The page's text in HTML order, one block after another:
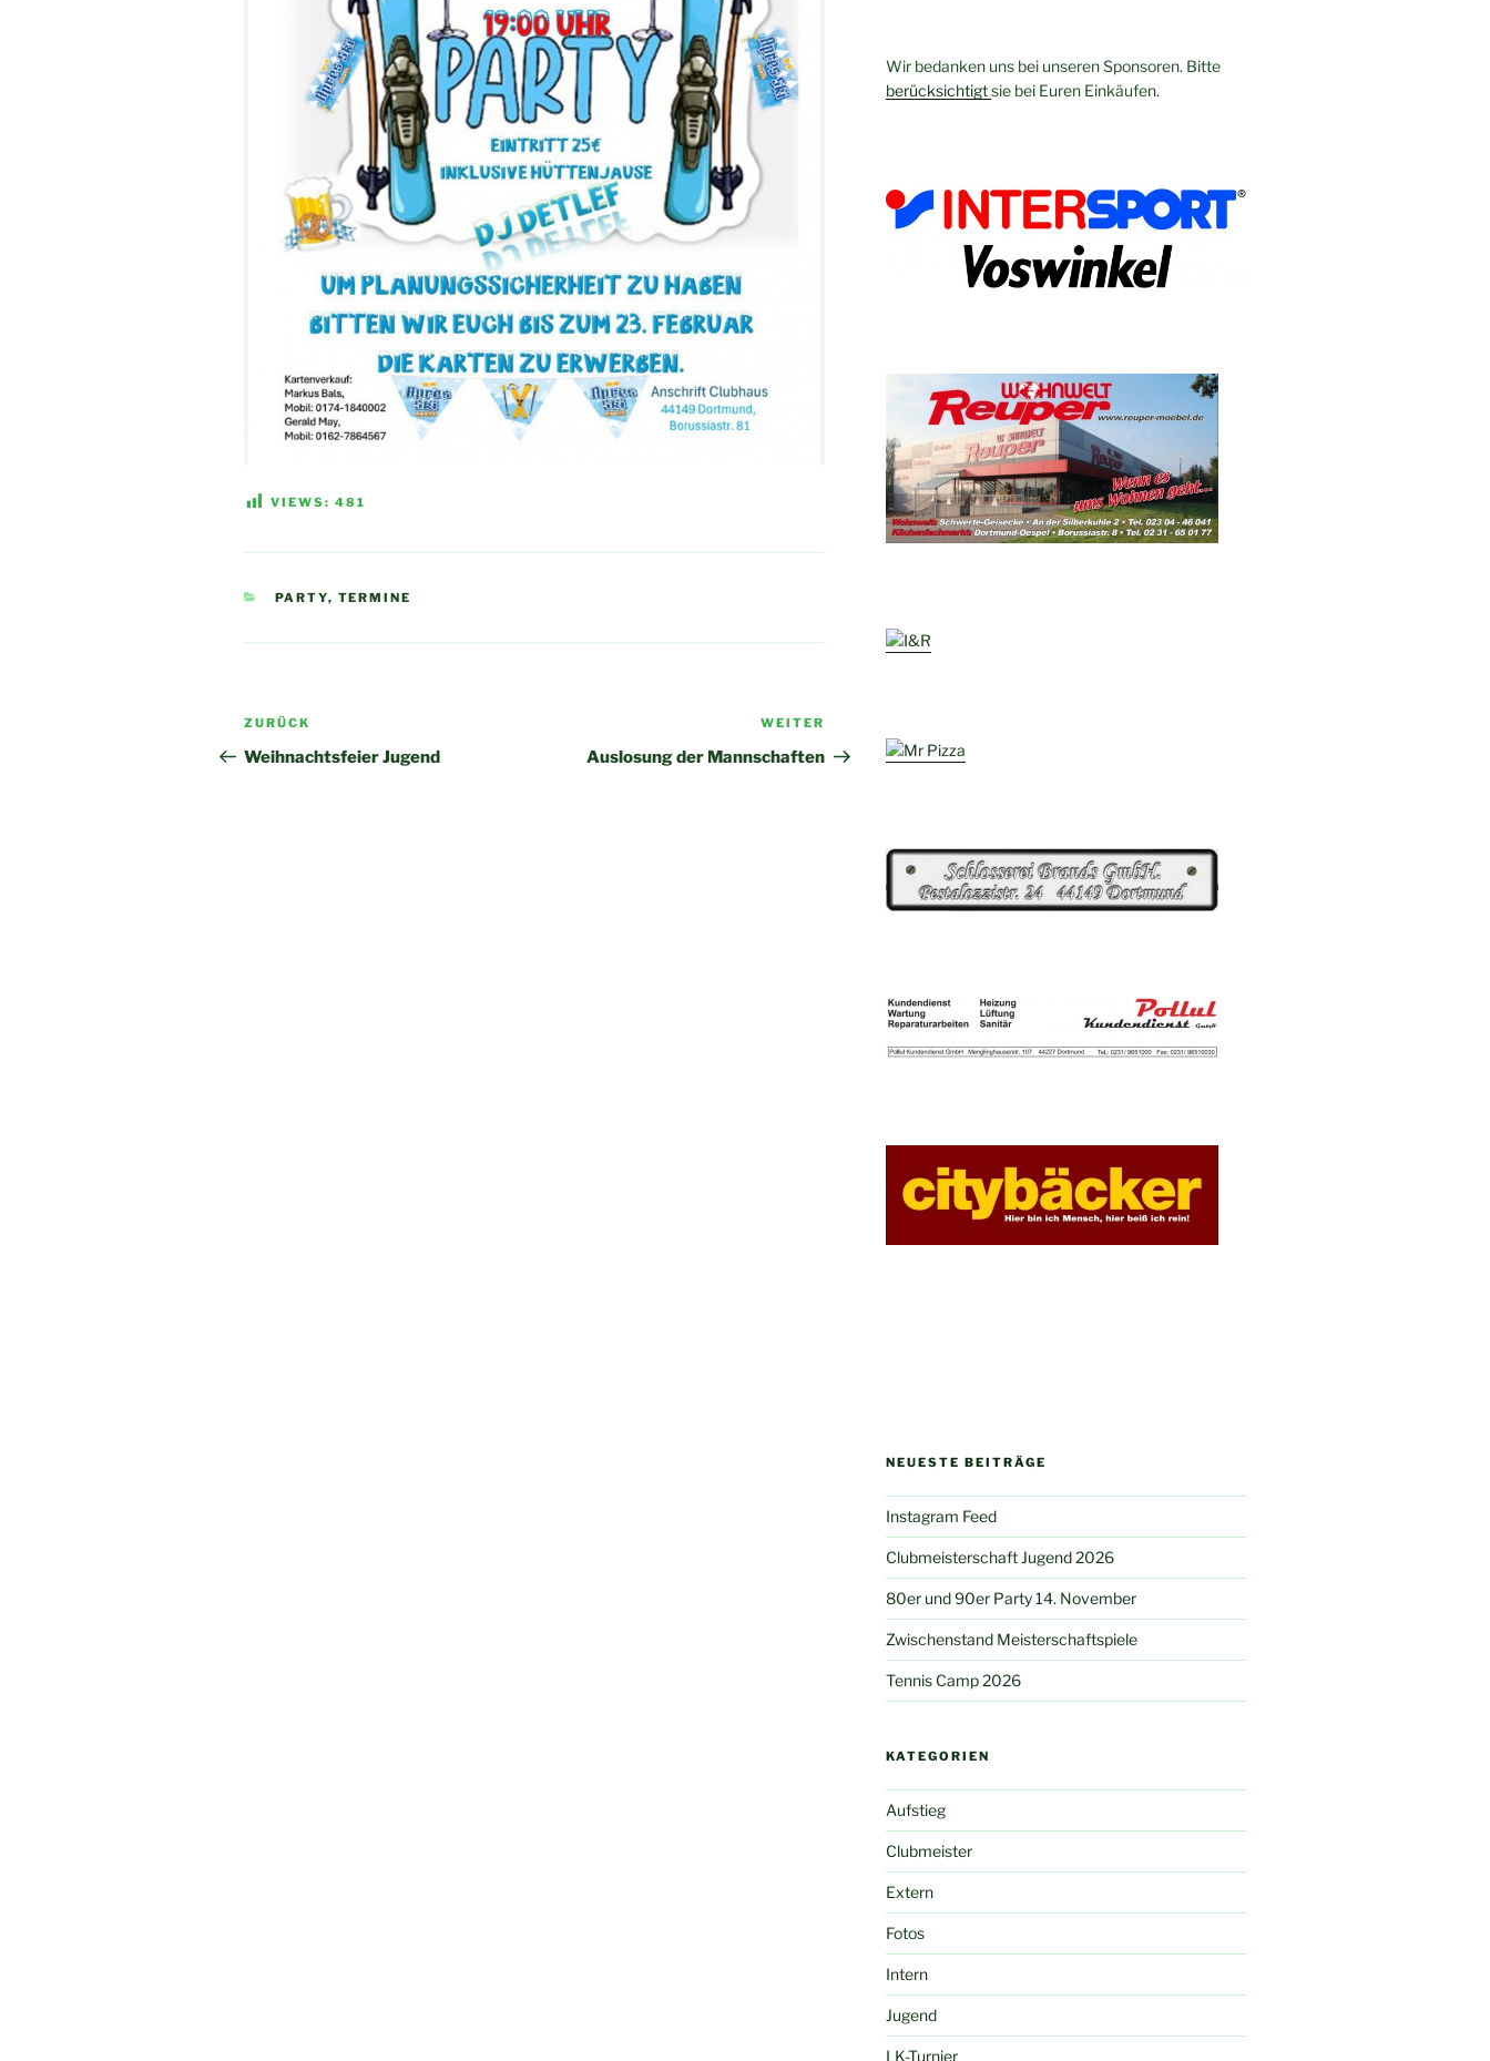
VIEWS: 481
KATEGORIEN
PARTY, TERMINE
Beitragsnavigation
Vorheriger
Beitrag
ZURÜCK
Weihnachtsfeier Jugend
Beitrag
WEITER
Auslosung der Mannschaften
Wir bedanken uns bei unseren Sponsoren. Bitte
berücksichtigtsie bei Euren Einkäufen.
NEUESTE BEITRÄGE
Instagram Feed
Clubmeisterschaft Jugend 2026
80er und 90er Party 14. November
Zwischenstand Meisterschaftspiele
Tennis Camp 2026
KATEGORIEN
Aufstieg
Clubmeister
Extern
Fotos
Intern
Jugend
LK-Turnier